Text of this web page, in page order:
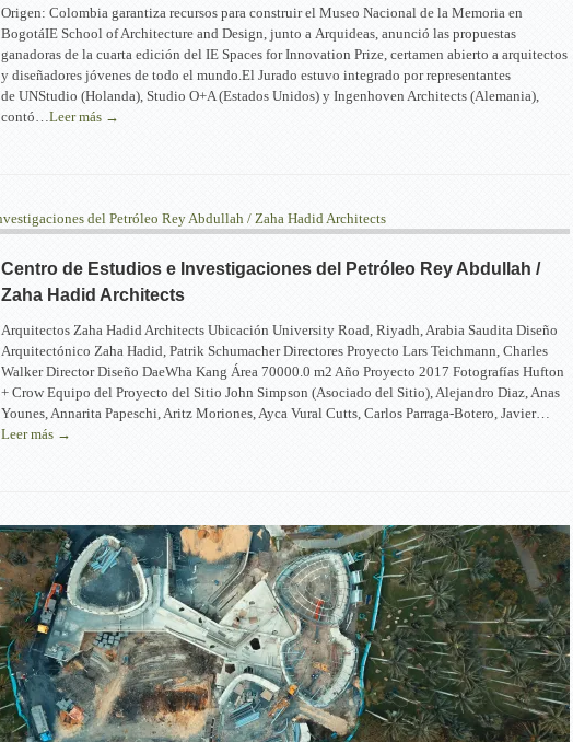
Origen: Colombia garantiza recursos para construir el Museo Nacional de la Memoria en
BogotáIE School of Architecture and Design, junto a Arquideas, anunció las propuestas
ganadoras de la cuarta edición del IE Spaces for Innovation Prize, certamen abierto a arquitectos
y diseñadores jóvenes de todo el mundo.El Jurado estuvo integrado por representantes
de UNStudio (Holanda), Studio O+A (Estados Unidos) y Ingenhoven Architects (Alemania),
contó…Leer más →
Centro de Estudios e Investigaciones del Petróleo Rey Abdullah /
Zaha Hadid Architects
Arquitectos Zaha Hadid Architects Ubicación University Road, Riyadh, Arabia Saudita Diseño
Arquitectónico Zaha Hadid, Patrik Schumacher Directores Proyecto Lars Teichmann, Charles
Walker Director Diseño DaeWha Kang Área 70000.0 m2 Año Proyecto 2017 Fotografías Hufton
+ Crow Equipo del Proyecto del Sitio John Simpson (Asociado del Sitio), Alejandro Diaz, Anas
Younes, Annarita Papeschi, Aritz Moriones, Ayca Vural Cutts, Carlos Parraga-Botero, Javier…
Leer más →